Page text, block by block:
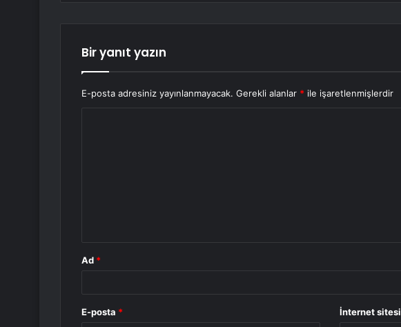
Bir yanıt yazın
E-posta adresiniz yayınlanmayacak. Gerekli alanlar * ile işaretlenmişlerdir
Ad *
E-posta * İnternet sitesi